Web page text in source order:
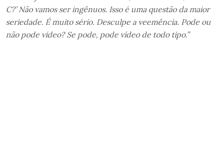
C?’ Não vamos ser ingênuos. Isso é uma questão da maior
seriedade. É muito sério. Desculpe a veemência. Pode ou
não pode vídeo? Se pode, pode vídeo de todo tipo.”